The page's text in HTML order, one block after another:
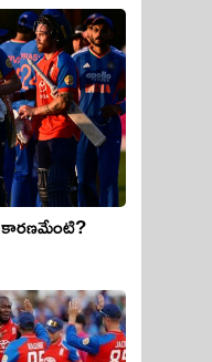
టీ20ల్లో టీమిండియా పతనానికి కారణమేంటి?